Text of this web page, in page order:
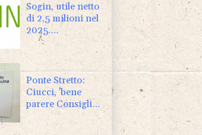
Sogin, utile netto
di 2,5 milioni nel
2025.
Avanzamento del
decommissioning
al 47,7%
Ponte Stretto:
Ciucci, 'bene
parere Consiglio
Superiore dei
Lavori Pubblici'